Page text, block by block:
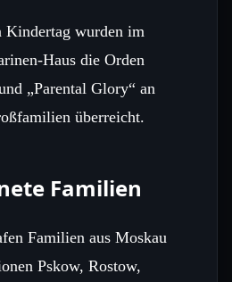
Kindertag wurden im
Haus die Orden
„Parental Glory“ an
überreicht.
Familien
Familien aus Moskau
Pskow, Rostow,